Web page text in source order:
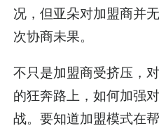
况，但亚朵对加盟商并
次协商未果。
不只是加盟商受挤压，
的狂奔路上，如何加强
战。要知道加盟模式在